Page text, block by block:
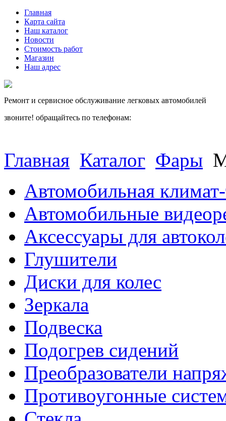
Главная
Карта сайта
Наш каталог
Новости
Стоимость работ
Магазин
Наш адрес
Ремонт и сервисное обслуживание легковых автомобилей
звоните! обращайтесь по телефонам:
Главная Каталог Фары
Автомобильная
Автомобильные
Аксессуары для
Глушители
Диски для колес
Зеркала
Подвеска
Подогрев сидений
Преобразователи
Противоугонные